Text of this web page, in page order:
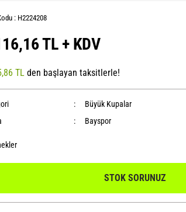
: H2224208
TL + KDV
TL den başlayan taksitlerle!
Büyük Kupalar
Bayspor
STOK SORUNUZ